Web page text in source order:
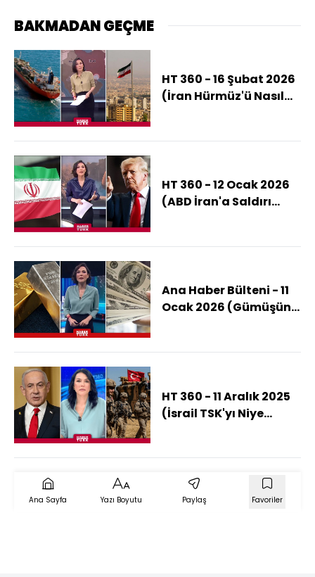
BAKMADAN GEÇME
HT 360 - 16 Şubat 2026
(İran Hürmüz'ü Nasıl
HT 360 - 12 Ocak 2026
(ABD İran'a Saldırı
Ana Haber Bülteni - 11
Ocak 2026 (Gümüşün
HT 360 - 11 Aralık 2025
(İsrail TSK'yı Niye
Ana Sayfa Yazı Boyutu Paylaş Favoriler